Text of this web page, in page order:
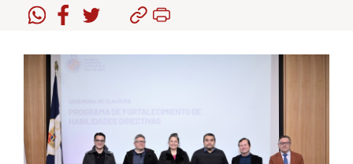
Pregrado
Postgrado
Formación Continua